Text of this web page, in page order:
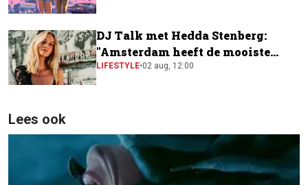
DJ Talk met Hedda Stenberg:
"Amsterdam heeft de mooiste
festivalscene van Europa"
LIFESTYLE•02 aug, 12:00
Lees ook